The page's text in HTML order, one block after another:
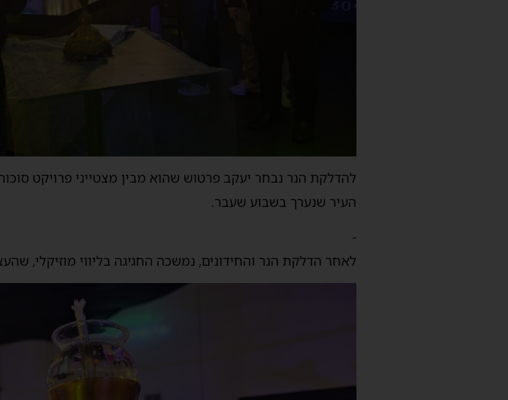
להדלקת הנר נבחר יעקב פרטוש שהוא מבין מצטייני פרויקט
העיר שנערך בשבוע שעבר.
-
לאחר הדלקת הנר והחידונים, נמשכה החגיגה בליווי מוזיקלי,